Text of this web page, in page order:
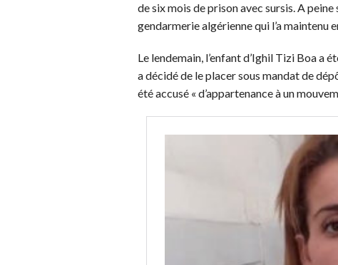
de six mois de prison avec sursis. A
gendarmerie algérienne qui l’a maintenu
Le lendemain, l’enfant d’Ighil Tizi Boa a
a décidé de le placer sous mandat de
été accusé « d’appartenance à un